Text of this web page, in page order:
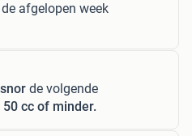
afgelopen week
de volgende
cc of minder.